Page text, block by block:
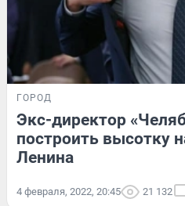
ГОРОД
Экс-директор
построить высотку
Ленина
4 февраля, 2022, 20:45 21 132